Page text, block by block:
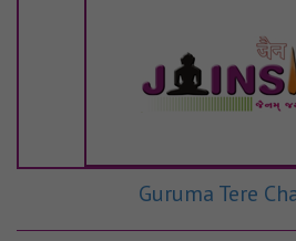
Guruma Tere